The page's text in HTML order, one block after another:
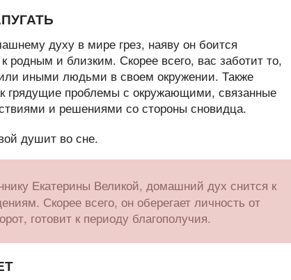
духу в мире грез, наяву он боится
родным и близким. Скорее всего, вас заботит то,
иными людьми в своем окружении. Также
грядущие проблемы с окружающими, связанные
и решениями со стороны сновидца.
Екатерины Великой, домашний дух снится к
Скорее всего, он оберегает личность от
готовит к периоду благополучия.